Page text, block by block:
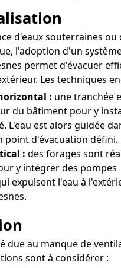
d'eaux souterraines ou
l'adoption d'un
permet d'évacuer
Les techniques
: une tranchée
du bâtiment pour y
L'eau est alors guidée
point d'évacuation défini.
: des forages sont
y intégrer des pompes
expulsent l'eau à
due au manque de
sont à considérer :